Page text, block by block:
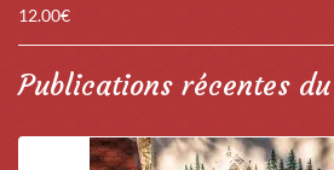
12.00€
Publications récentes